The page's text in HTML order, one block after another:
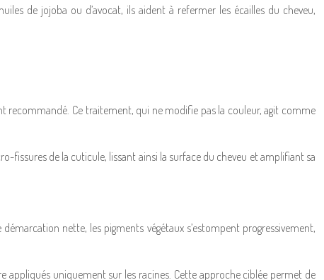
de jojoba ou d’avocat, ils aident à refermer les écailles du cheveu,
recommandé. Ce traitement, qui ne modifie pas la couleur, agit comme
fissures de la cuticule, lissant ainsi la surface du cheveu et amplifiant sa
nette, les pigments végétaux s’estompent progressivement,
appliqués uniquement sur les racines. Cette approche ciblée permet de